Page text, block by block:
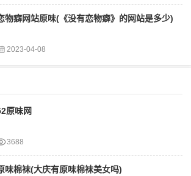
物癖网站原味(《没有恋物癖》的网站是多少)
2023-04-08
原味网
3688
味棉袜(大庆有原味棉袜美女吗)